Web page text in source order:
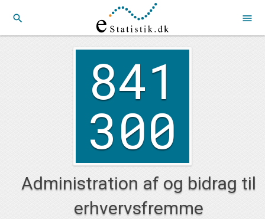
search menu
841
300
Administration af og bidrag til
erhvervsfremme